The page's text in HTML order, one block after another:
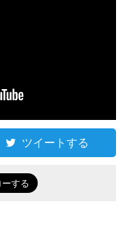
ツイートする